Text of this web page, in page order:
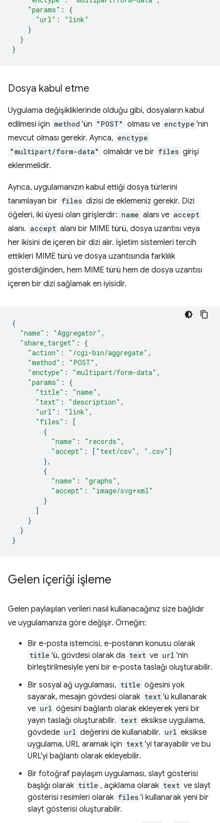
"params" :
{
"url" :
"link"
}
}
}
Dosya kabul etme
Uygulama değişikliklerinde olduğu gibi, dosyaların kabul
edilmesi için method 'ün "POST" olması ve enctype 'nin
mevcut olması gerekir. Ayrıca, enctype
"multipart/form-data" olmalıdır ve bir files girişi
eklenmelidir.
Ayrıca, uygulamanızın kabul ettiği dosya türlerini
tanımlayan bir files dizisi de eklemeniz gerekir. Dizi
öğeleri, iki üyesi olan girişlerdir: name alanı ve accept
alanı. accept alanı bir MIME türü, dosya uzantısı veya
her ikisini de içeren bir dizi alır. İşletim sistemleri tercih
ettikleri MIME türü ve dosya uzantısında farklılık
gösterdiğinden, hem MIME türü hem de dosya uzantısı
içeren bir dizi sağlamak en iyisidir.
{
"name" : "Aggregator" ,
"share_target" :
{
"action" : "/cgi-bin/aggregate" ,
"method" : "POST" ,
"enctype" : "multipart/form-data" ,
"params" :
{
"title" : "name" ,
"text" : "description" ,
"url" : "link" ,
"files" :
[
{
"name" : "records" ,
"accept" : [ "text/csv" , ".csv" ]
},
{
"name" : "graphs" ,
"accept" :
"image/svg+xml"
}
]
}
}
}
Gelen içeriği işleme
Gelen paylaşılan verileri nasıl kullanacağınız size bağlıdır
ve uygulamanıza göre değişir. Örneğin:
Bir e-posta istemcisi, e-postanın konusu olarak
title 'ü, gövdesi olarak da text ve url 'nin
birleştirilmesiyle yeni bir e-posta taslağı oluşturabilir.
Bir sosyal ağ uygulaması, title öğesini yok
sayarak, mesajın gövdesi olarak text 'ü kullanarak
ve url öğesini bağlantı olarak ekleyerek yeni bir
yayın taslağı oluşturabilir. text eksikse uygulama,
gövdede url değerini de kullanabilir. url eksikse
uygulama, URL aramak için text 'yi tarayabilir ve bu
URL'yi bağlantı olarak ekleyebilir.
Bir fotoğraf paylaşım uygulaması, slayt gösterisi
başlığı olarak title , açıklama olarak text ve slayt
gösterisi resimleri olarak files 'i kullanarak yeni bir
slayt gösterisi oluşturabilir.